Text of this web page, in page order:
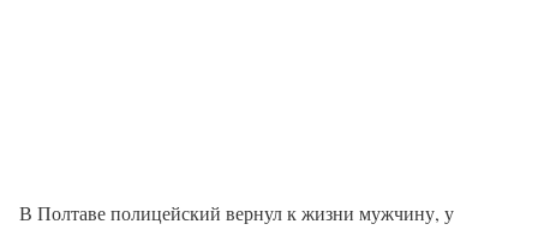
В Полтаве полицейский вернул к жизни мужчину, у